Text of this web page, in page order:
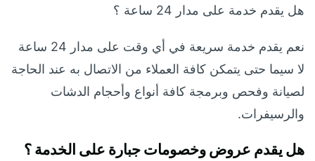
هل يقدم خدمة على مدار 24 ساعة ؟
نعم يقدم خدمة سريعة في أي وقت على مدار 24 ساعة
لا سيما حتى يتمكن كافة العملاء من الاتصال به عند الحاجة
لصيانة وفحص وبرمجة كافة أنواع وأحجام الدشات
والرسيفرات.
هل يقدم عروض وخصومات جبارة على الخدمة ؟